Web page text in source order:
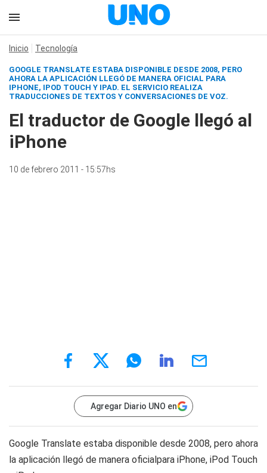
Inicio Tecnología
GOOGLE TRANSLATE ESTABA DISPONIBLE DESDE 2008, PERO
AHORA LA APLICACIÓN LLEGÓ DE MANERA OFICIAL PARA
IPHONE, IPOD TOUCH Y IPAD. EL SERVICIO REALIZA
TRADUCCIONES DE TEXTOS Y CONVERSACIONES DE VOZ.
El traductor de Google llegó al
iPhone
10 de febrero 2011 - 15:57hs
Agregar Diario UNO en
Google Translate estaba disponible desde 2008, pero ahora
la aplicación llegó de manera oficialpara iPhone, iPod Touch